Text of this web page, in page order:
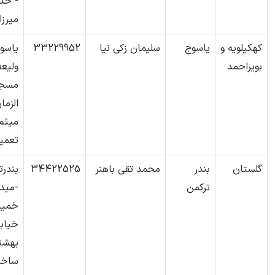
کهکیلویه و
بویراحمد
یاسوج سلیمان زکی نیا 33229952
گلستان
بندر
ترکمن
محمد تقی باهنر 34422525
-